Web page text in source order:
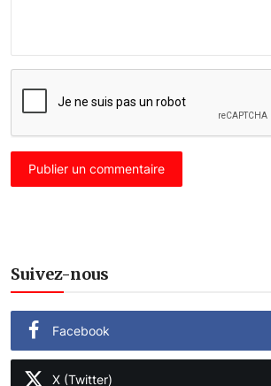
Publier un commentaire
Suivez-nous
Facebook
X (Twitter)